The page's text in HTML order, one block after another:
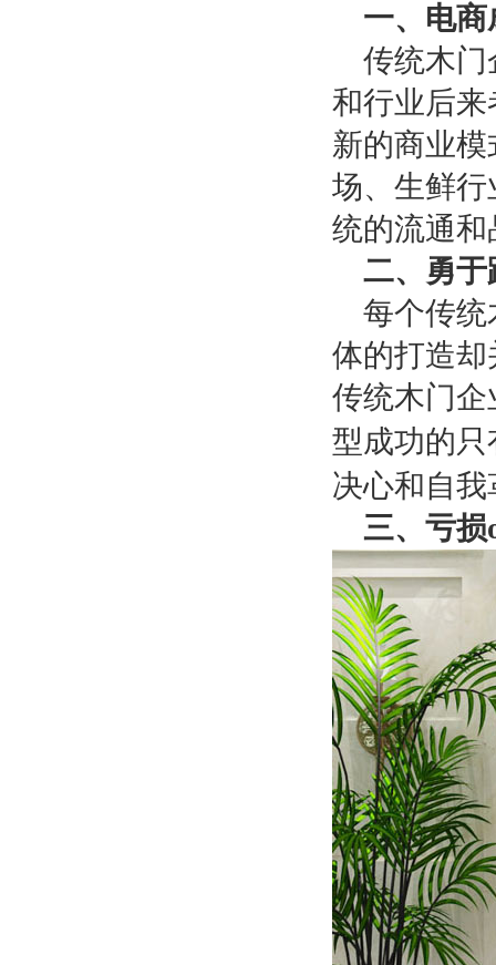
一、电
传统木门
和行业后
新的商业
场、生鲜
统的流通
二、勇于
每个传统
体的打造
传统木门
型成功的只
决心和自
三、亏损